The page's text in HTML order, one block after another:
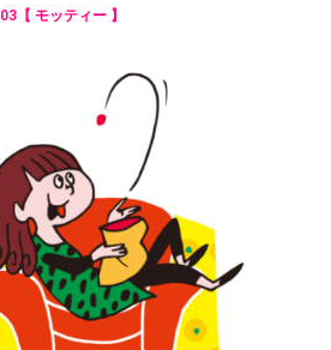
03【 モッティー 】